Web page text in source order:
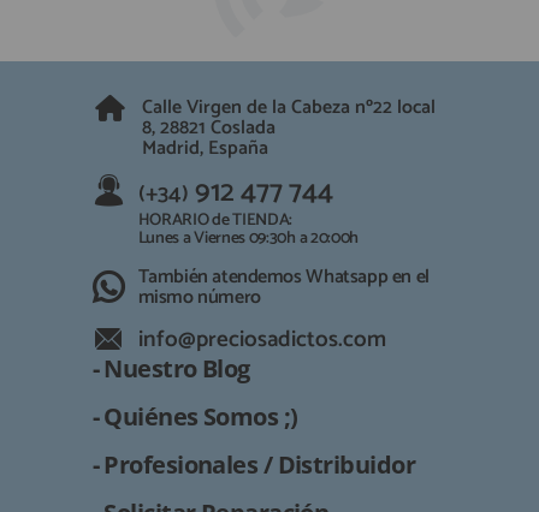
Calle Virgen de la Cabeza nº22 local
8, 28821 Coslada
Madrid, España
(+34) 912 477 744
HORARIO de TIENDA:
Lunes a Viernes 09:30h a 20:00h
También atendemos Whatsapp en el
mismo número
info@preciosadictos.com
- Nuestro Blog
- Quiénes Somos ;)
- Profesionales / Distribuidor